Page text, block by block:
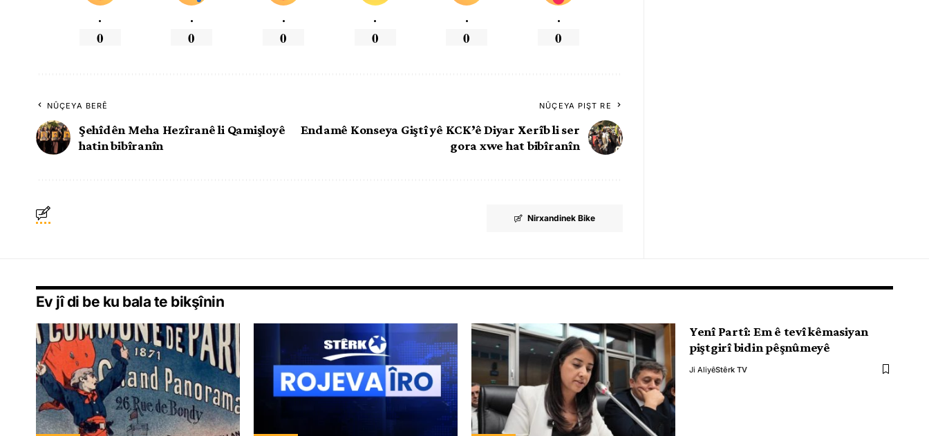
.
0
.
0
.
0
.
0
.
0
.
0
NÛÇEYA BERÊ
Şehîdên Meha Hezîranê li Qamişloyê
hatin bibîranîn
NÛÇEYA PIŞT RE
Endamê Konseya Giştî yê KCK’ê Diyar Xerîb li ser
gora xwe hat bibîranîn
Nirxandinek Bike
Ev jî di be ku bala te bikşînin
Yenî Partî: Em ê tevî kêmasiyan
piştgirî bidin pêşnûmeyê
Ji AliyêStêrk TV